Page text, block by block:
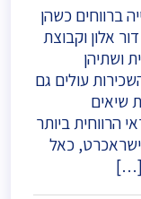
ברווחים כשהן
אלון וקבוצת
ושתיהן
עולים גם
שיאים
הרווחית ביותר
כאל
[…]